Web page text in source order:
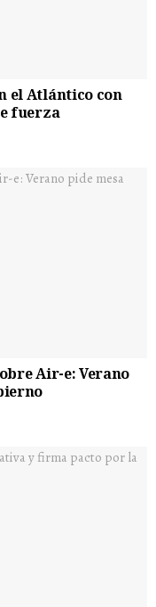
el Atlántico con
fuerza
Air-e: Verano